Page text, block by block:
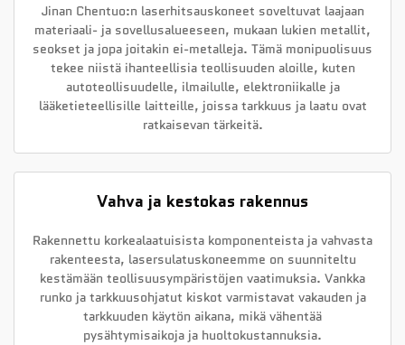
Jinan Chentuo:n laserhitsauskoneet soveltuvat laajaan
materiaali- ja sovellusalueeseen, mukaan lukien metallit,
seokset ja jopa joitakin ei-metalleja. Tämä monipuolisuus
tekee niistä ihanteellisia teollisuuden aloille, kuten
autoteollisuudelle, ilmailulle, elektroniikalle ja
lääketieteellisille laitteille, joissa tarkkuus ja laatu ovat
ratkaisevan tärkeitä.
Vahva ja kestokas rakennus
Rakennettu korkealaatuisista komponenteista ja vahvasta
rakenteesta, lasersulatuskoneemme on suunniteltu
kestämään teollisuusympäristöjen vaatimuksia. Vankka
runko ja tarkkuusohjatut kiskot varmistavat vakauden ja
tarkkuuden käytön aikana, mikä vähentää
pysähtymisaikoja ja huoltokustannuksia.